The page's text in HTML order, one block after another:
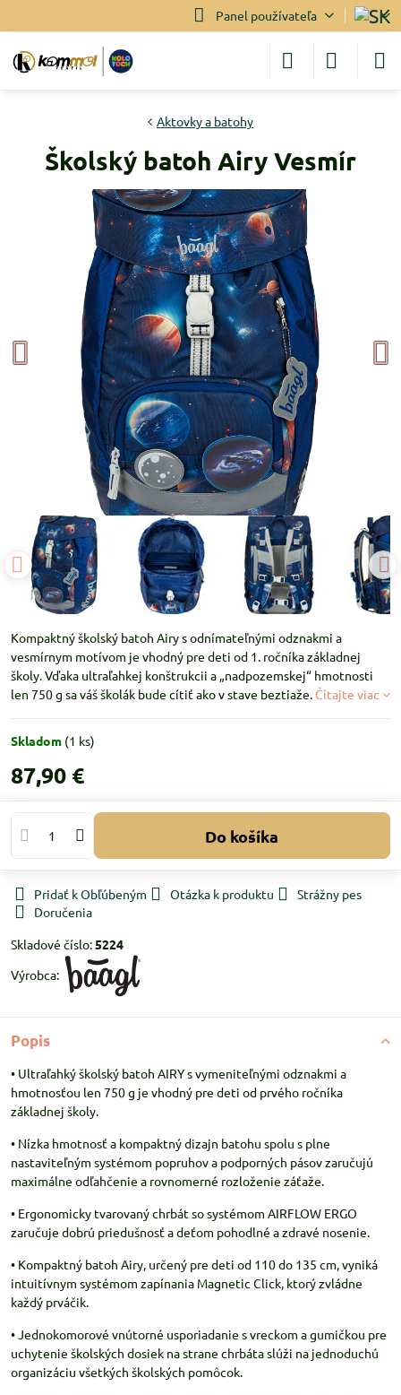
Panel používateľa
Aktovky a batohy
Školský batoh Airy Vesmír
Kompaktný školský batoh Airy s odnímateľnými odznakmi a
vesmírnym motívom je vhodný pre deti od 1. ročníka základnej
školy. Vďaka ultraľahkej konštrukcii a „nadpozemskej“ hmotnosti
len 750 g sa váš školák bude cítiť ako v stave beztiaže. Čítajte viac
Skladom (1 ks)
87,90 €
Do košíka
Pridať k Obľúbeným Otázka k produktu
Strážny pes
Doručenia
Skladové číslo:5224
Výrobca:
Popis
• Ultraľahký školský batoh AIRY s vymeniteľnými odznakmi a
hmotnosťou len 750 g je vhodný pre deti od prvého ročníka
základnej školy.
• Nízka hmotnosť a kompaktný dizajn batohu spolu s plne
nastaviteľným systémom popruhov a podporných pásov zaručujú
maximálne odľahčenie a rovnomerné rozloženie záťaže.
• Ergonomicky tvarovaný chrbát so systémom AIRFLOW ERGO
zaručuje dobrú priedušnosť a deťom pohodlné a zdravé nosenie.
• Kompaktný batoh Airy, určený pre deti od 110 do 135 cm, vyniká
intuitívnym systémom zapínania Magnetic Click, ktorý zvládne
každý prváčik.
• Jednokomorové vnútorné usporiadanie s vreckom a gumičkou pre
uchytenie školských dosiek na strane chrbáta slúži na jednoduchú
organizáciu všetkých školských pomôcok.